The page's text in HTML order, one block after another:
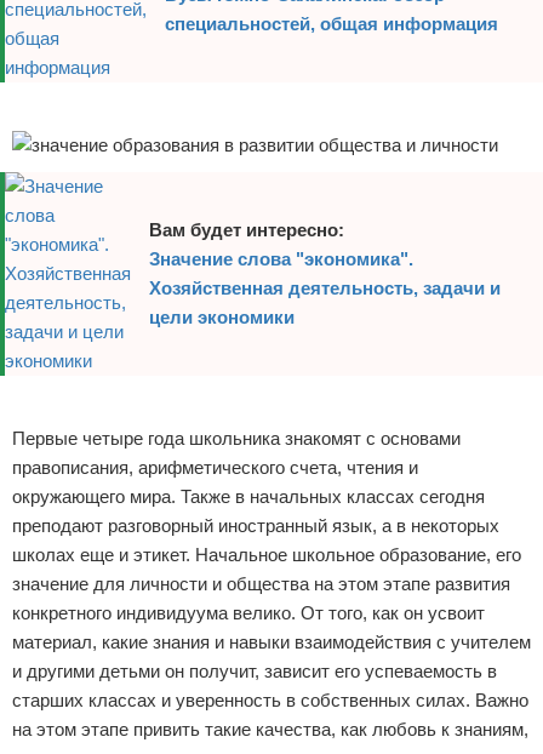
специальностей, общая информация
Вам будет интересно:
Значение слова "экономика".
Хозяйственная деятельность, задачи и
цели экономики
Первые четыре года школьника знакомят с основами
правописания, арифметического счета, чтения и
окружающего мира. Также в начальных классах сегодня
преподают разговорный иностранный язык, а в некоторых
школах еще и этикет. Начальное школьное образование, его
значение для личности и общества на этом этапе развития
конкретного индивидуума велико. От того, как он усвоит
материал, какие знания и навыки взаимодействия с учителем
и другими детьми он получит, зависит его успеваемость в
старших классах и уверенность в собственных силах. Важно
на этом этапе привить такие качества, как любовь к знаниям,